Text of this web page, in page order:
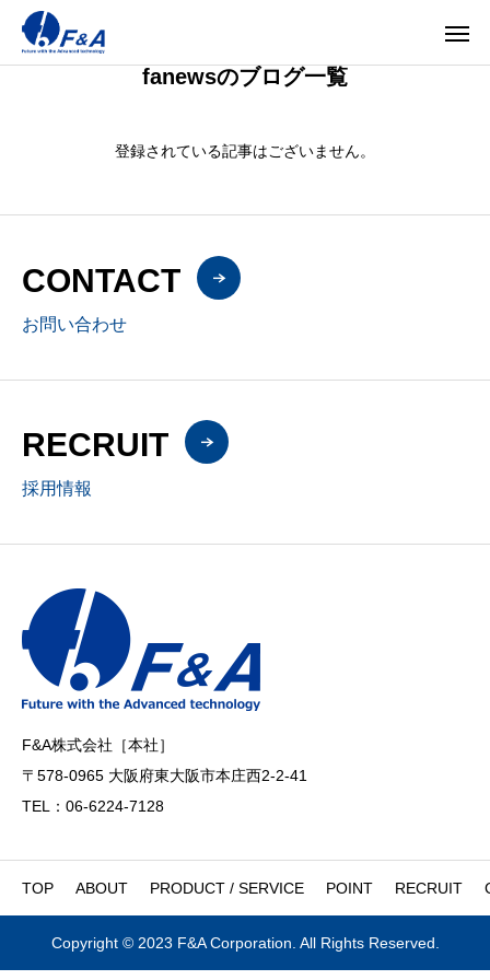
fanewsのブログ一覧
登録されている記事はございません。
CONTACT
お問い合わせ
RECRUIT
採用情報
F&A株式会社［本社］
〒578-0965 大阪府東大阪市本庄西2-2-41
TEL：06-6224-7128
TOP ABOUT PRODUCT / SERVICE POINT RECRUIT
Copyright © 2023 F&A Corporation. All Rights Reserved.